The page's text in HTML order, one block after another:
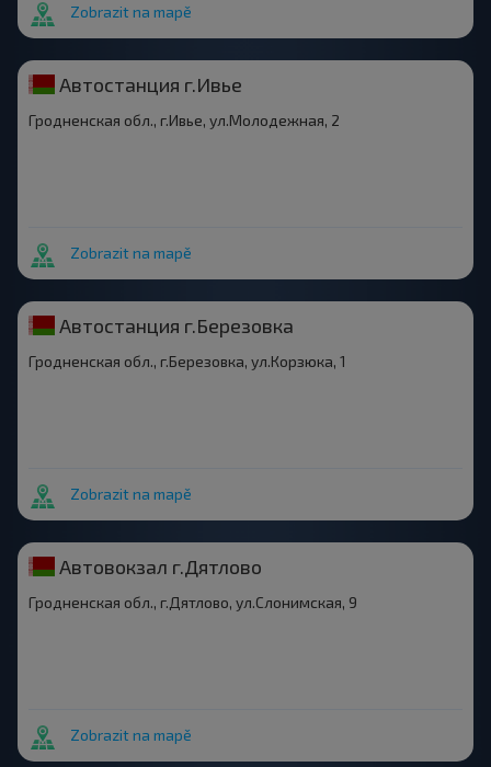
Zobrazit na mapě
Автостанция г.Ивье
Гродненская обл., г.Ивье, ул.Молодежная, 2
Zobrazit na mapě
Автостанция г.Березовка
Гродненская обл., г.Березовка, ул.Корзюка, 1
Zobrazit na mapě
Автовокзал г.Дятлово
Гродненская обл., г.Дятлово, ул.Слонимская, 9
Zobrazit na mapě